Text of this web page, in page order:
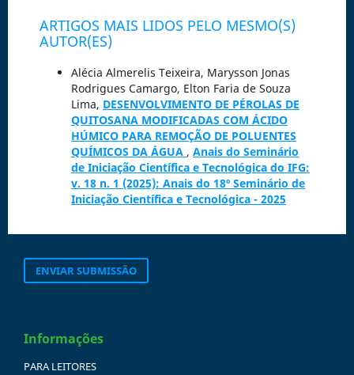
ARTIGOS MAIS LIDOS PELO MESMO(S)
AUTOR(ES)
Alécia Almerelis Teixeira, Marysson Jonas
Rodrigues Camargo, Elton Faria de Souza
Lima, DESENVOLVIMENTO DE PÉROLAS DE
QUITOSANA MODIFICADAS COM ÁCIDO
HÚMICO PARA REMOÇÃO DE POLUENTES
QUÍMICOS DA ÁGUA , Anais do Seminário
de Iniciação Científica e Tecnológica do IFG:
v. 18 n. 1 (2025): Anais do 18º Seminário de
Iniciação Científica e Tecnológica - 2025
ENVIAR SUBMISSÃO
Informações
PARA LEITORES